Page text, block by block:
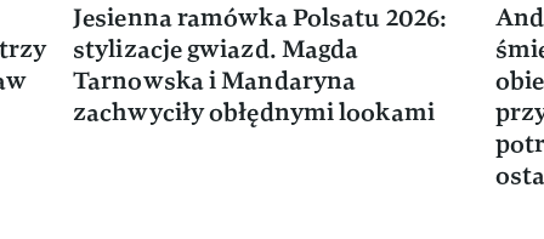
Jesienna ramówka Polsatu 2026:
stylizacje gwiazd. Magda
Tarnowska i Mandaryna
zachwyciły obłędnymi lookami